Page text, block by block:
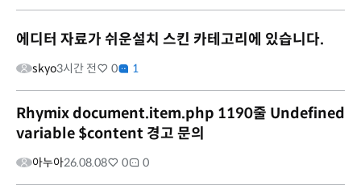
에디터 자료가 쉬운설치 스킨 카테고리에 있습니다.
skyo3시간 전 0 1
Rhymix document.item.php 1190줄 Undefined
variable $content 경고 문의
아누아26.08.08 0 0